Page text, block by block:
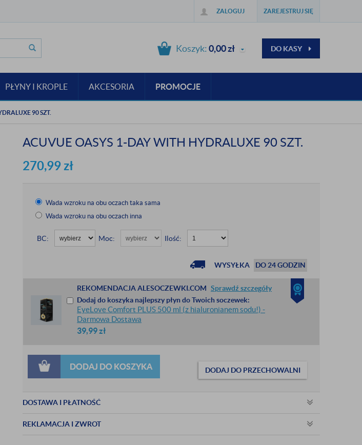
ZALOGUJ ZAREJESTRUJ SIĘ
Koszyk:0,00zł DO KASY
PŁYNY I KROPLE AKCESORIA PROMOCJE
90 SZT.
ACUVUE OASYS 1-DAY WITH HYDRALUXE 90 SZT.
270,99 zł
Wada wzroku na obu oczach taka sama
Wada wzroku na obu oczach inna
BC: Moc: Ilość:
WYSYŁKA DO 24 GODZIN
REKOMENDACJA ALESOCZEWKI.COM Sprawdź szczegóły
Dodaj do koszyka najlepszy płyn do Twoich soczewek:
EyeLove Comfort PLUS 500 ml (z hialuronianem sodu!) -
Darmowa Dostawa
39,99zł
DODAJ DO KOSZYKA DODAJ DO PRZECHOWALNI
DOSTAWA I PŁATNOŚĆ
REKLAMACJA I ZWROT